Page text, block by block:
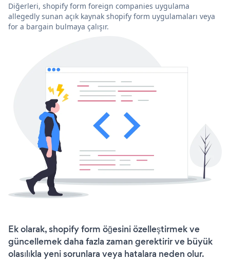
Diğerleri, shopify form foreign companies uygulama
allegedly sunan açık kaynak shopify form uygulamaları veya
for a bargain bulmaya çalışır.
Ek olarak, shopify form öğesini özelleştirmek ve
güncellemek daha fazla zaman gerektirir ve büyük
olasılıkla yeni sorunlara veya hatalara neden olur.